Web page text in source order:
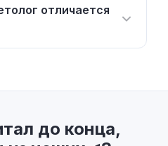
отличается
до конца,